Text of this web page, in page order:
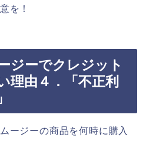
を！
ジーでクレジット
理由４．「不正利
ージーの商品を何時に購入